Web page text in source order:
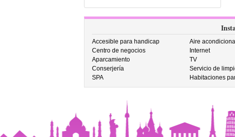
Accesible para handicap Aire
Centro de negocios
Internet
Aparcamiento
TV
Conserjería
Servicio de
SPA
Habitaciones